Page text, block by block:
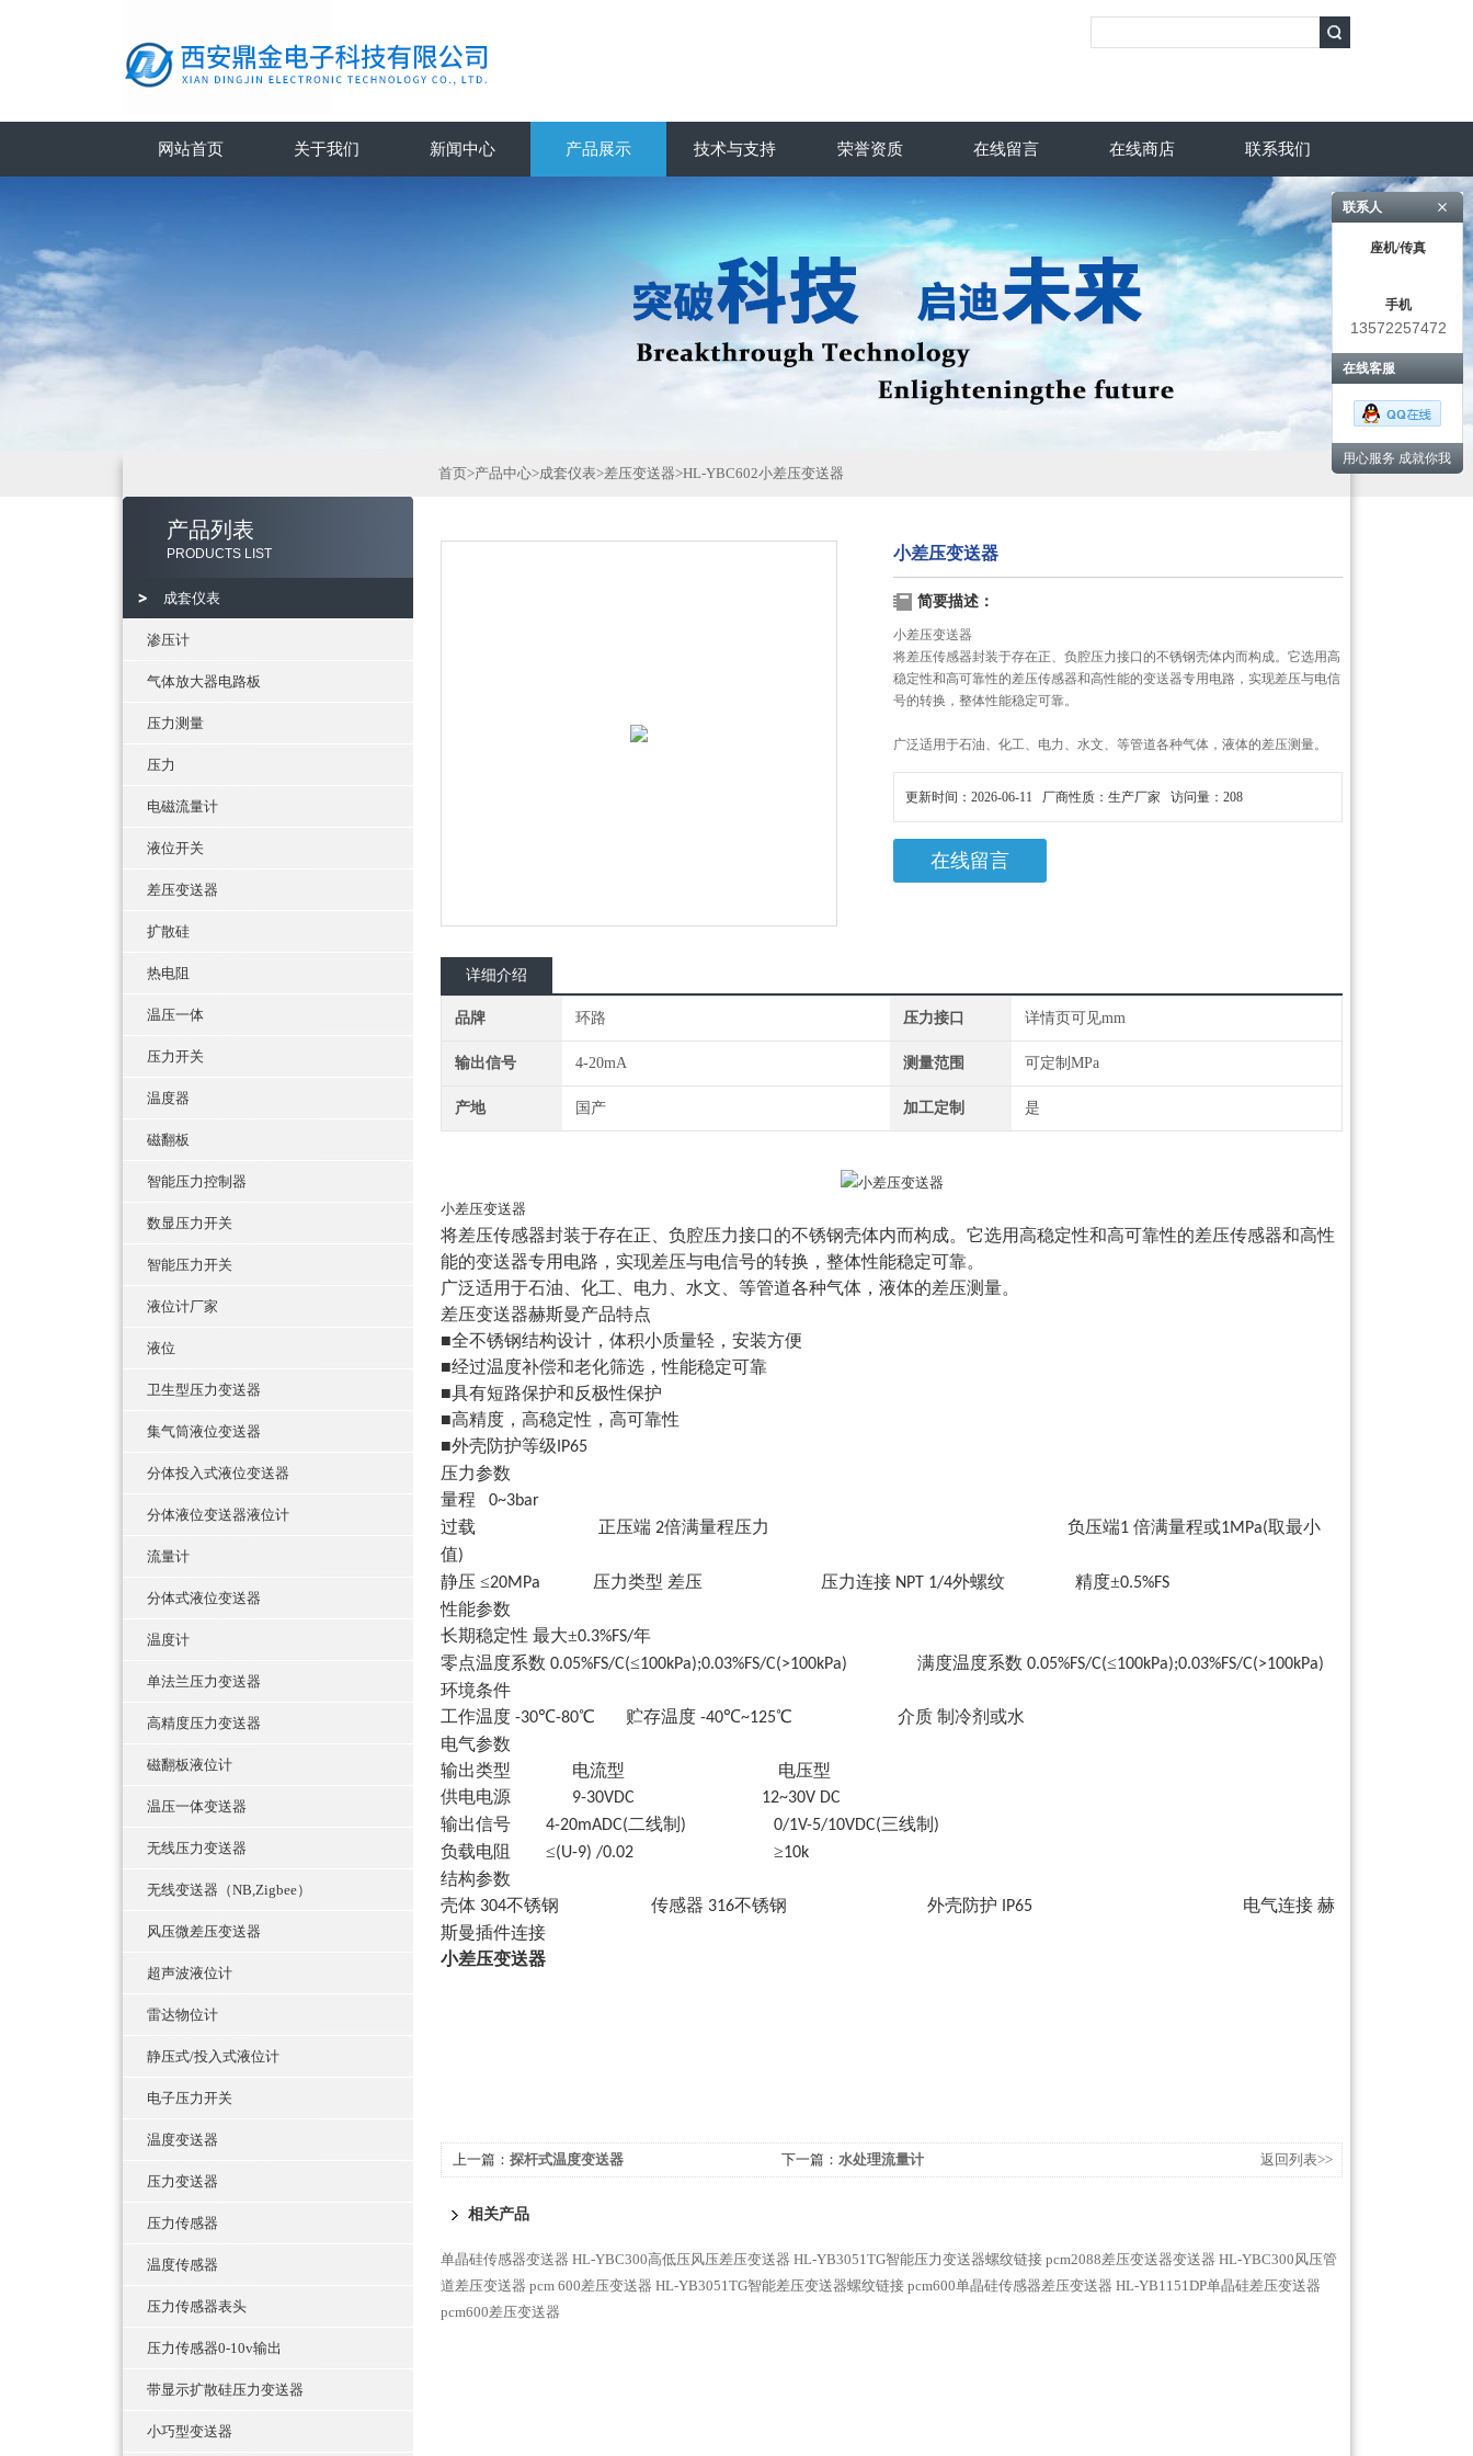
网站首页 关于我们 新闻中心 产品展示 技术与支持 荣誉资质 在线留言 在线商店 联系我们
产品列表
PRODUCTS LIST
成套仪表
渗压计
气体放大器电路板
压力测量
压力
电磁流量计
液位开关
差压变送器
扩散硅
热电阻
温压一体
压力开关
温度器
磁翻板
智能压力控制器
数显压力开关
智能压力开关
液位计厂家
液位
卫生型压力变送器
集气筒液位变送器
分体投入式液位变送器
分体液位变送器液位计
流量计
分体式液位变送器
温度计
单法兰压力变送器
高精度压力变送器
磁翻板液位计
温压一体变送器
无线压力变送器
无线变送器（NB,Zigbee）
风压微差压变送器
超声波液位计
雷达物位计
静压式/投入式液位计
电子压力开关
温度变送器
压力变送器
压力传感器
温度传感器
压力传感器表头
压力传感器0-10v输出
带显示扩散硅压力变送器
小巧型变送器
首页>产品中心>成套仪表>差压变送器>HL-YBC602小差压变送器
小差压变送器
简要描述：
小差压变送器
将差压传感器封装于存在正、负腔压力接口的不锈钢壳体内而构成。它选用高
稳定性和高可靠性的差压传感器和高性能的变送器专用电路，实现差压与电信
号的转换，整体性能稳定可靠。
广泛适用于石油、化工、电力、水文、等管道各种气体，液体的差压测量。
更新时间：2026-06-11 厂商性质：生产厂家 访问量：208
在线留言
详细介绍
品牌 环路 压力接口 详情页可见mm
输出信号 4-20mA 测量范围 可定制MPa
产地 国产 加工定制 是
小差压变送器
将差压传感器封装于存在正、负腔压力接口的不锈钢壳体内而构成。它选用高稳定性和高可靠性的差压传感器和高性
能的变送器专用电路，实现差压与电信号的转换，整体性能稳定可靠。
广泛适用于石油、化工、电力、水文、等管道各种气体，液体的差压测量。
差压变送器赫斯曼产品特点
■全不锈钢结构设计，体积小质量轻，安装方便
■经过温度补偿和老化筛选，性能稳定可靠
■具有短路保护和反极性保护
■高精度，高稳定性，高可靠性
■外壳防护等级 IP65
压力参数
量程
0~3bar
过载 正压端 2倍满量程压力 负压端1 倍满量程或1MPa(取最小
值)
静压 ≤20MPa 压力类型 差压 压力连接 NPT 1/4外螺纹 精度±0.5%FS
性能参数
长期稳定性 最大±0.3%FS/年
零点温度系数 0.05%FS/C(≤100kPa);0.03%FS/C(>100kPa) 满度温度系数 0.05%FS/C(≤100kPa);0.03%FS/C(>100kPa)
环境条件
工作温度 -30℃-80℃ 贮存温度 -40℃~125℃ 介质 制冷剂或水
电气参数
输出类型
电流型
电压型
供电电源
9-30VDC 12~30V DC
输出信号 4-20mADC(二线制 ) 0/1V-5/10VDC(三线制 )
负载电阻 ≤(U-9) /0.02 ≥10k
结构参数
壳体 304不锈钢 传感器 316不锈钢 外壳防护 IP65 电气连接 赫
斯曼插件连接
小差压变送器
上一篇： 探杆式温度变送器 下一篇： 水处理流量计 返回列表>>
相关产品
单晶硅传感器变送器 HL-YBC300高低压风压差压变送器 HL-YB3051TG智能压力变送器螺纹链接 pcm2088差压变送器变送器 HL-YBC300风压管
道差压变送器 pcm 600差压变送器 HL-YB3051TG智能差压变送器螺纹链接 pcm600单晶硅传感器差压变送器 HL-YB1151DP单晶硅差压变送器
pcm600差压变送器
联系人
座机/传真
手机
13572257472
在线客服
用心服务 成就你我